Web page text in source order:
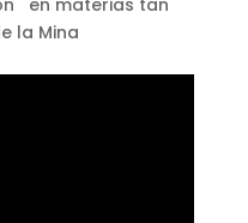
en materias tan
la Mina